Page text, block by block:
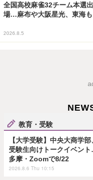
全国高校麻雀32チーム本選出
場…麻布や大阪星光、東海も
2026.8.5
教育・受験
【大学受験】中央大商学部
受験生向けトークイベン
多摩・Zoomで8/22
2026.8.6 Thu 10:15